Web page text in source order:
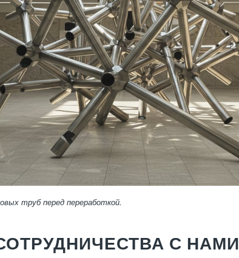
труб перед переработкой.
С НАМИ